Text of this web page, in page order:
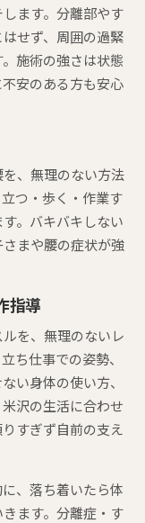
ます。分離部やす
せず、周囲の過緊
施術の強さは状態
安のある方も安心
、無理のない方法
つ・歩く・作業す
。バキバキしない
まや腰の症状が強
指導
を、無理のないレ
ち仕事での姿勢、
い身体の使い方、
沢の生活に合わせ
すぎず自前の支え
、落ち着いたら体
ます。分離症・す